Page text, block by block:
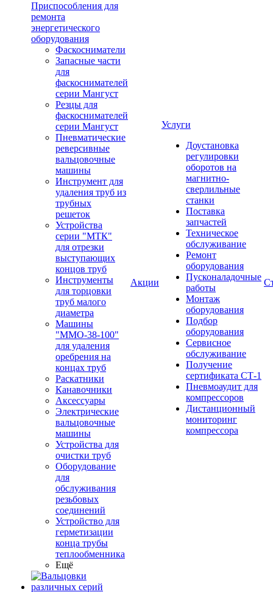
Приспособления для
ремонта
энергетического
оборудования
Фаскосниматели
Запасные части
для
фаскоснимателей
серии Мангуст
Резцы для
фаскоснимателей
серии Мангуст
Пневматические
реверсивные
вальцовочные
машины
Инструмент для
удаления труб из
трубных
решеток
Устройства
серии "МТК"
для отрезки
выступающих
концов труб
Инструменты
для торцовки
труб малого
диаметра
Машины
"ММО-38-100"
для удаления
оребрения на
концах труб
Раскатники
Канавочники
Аксессуары
Электрические
вальцовочные
машины
Устройства для
очистки труб
Оборудование
для
обслуживания
резьбовых
соединений
Устройство для
герметизации
конца трубы
теплообменника
Ещё
Акции
Услуги
Доустановка
регулировки
оборотов на
магнитно-
сверлильные
станки
Поставка
запчастей
Техническое
обслуживание
Ремонт
оборудования
Пусконаладочные
работы
Монтаж
оборудования
Подбор
оборудования
Сервисное
обслуживание
Получение
сертификата СТ-1
Пневмоаудит для
компрессоров
Дистанционный
мониторинг
компрессора